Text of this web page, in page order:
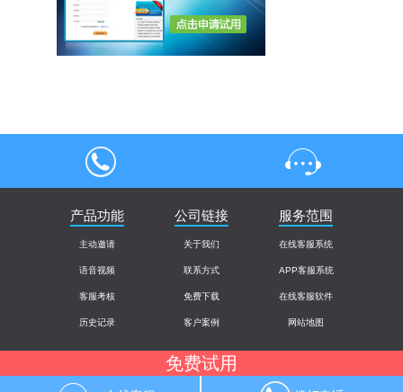
免费试用
4000004013 在线客服
产品功能
主动邀请
语音视频
客服考核
历史记录
公司链接
关于我们
联系方式
免费下载
客户案例
服务范围
在线客服系统
APP客服系统
在线客服软件
网站地图